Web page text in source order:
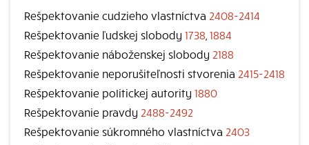
Rešpektovanie cudzieho vlastníctva 2408-2414
Rešpektovanie ľudskej slobody 1738 1884
Rešpektovanie náboženskej slobody 2188
Rešpektovanie neporušiteľnosti stvorenia 2415-2418
Rešpektovanie poIitickej autority 1880
Rešpektovanie pravdy 2488-2492
Rešpektovanie súkromného vlastníctva 2403